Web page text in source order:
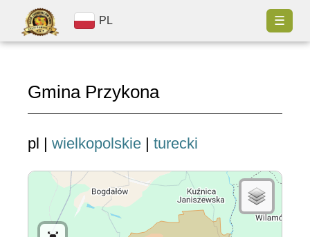
PL ☰
Gmina Przykona
pl | wielkopolskie | turecki